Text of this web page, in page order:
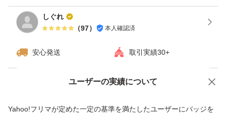
しぐれ
（97） 本人確認済
安心発送 取引実績30+
ユーザーの実績について
Yahoo!フリマが定めた一定の基準を満たしたユーザーにバッジを
価格の相談 商品への質問